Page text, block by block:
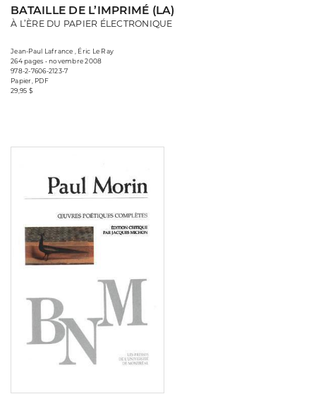
BATAILLE DE L’IMPRIMÉ (LA)
À L’ÈRE DU PAPIER ÉLECTRONIQUE
Jean-Paul Lafrance , Éric Le Ray
264 pages • novembre 2008
978-2-7606-2123-7
Papier, PDF
29,95 $